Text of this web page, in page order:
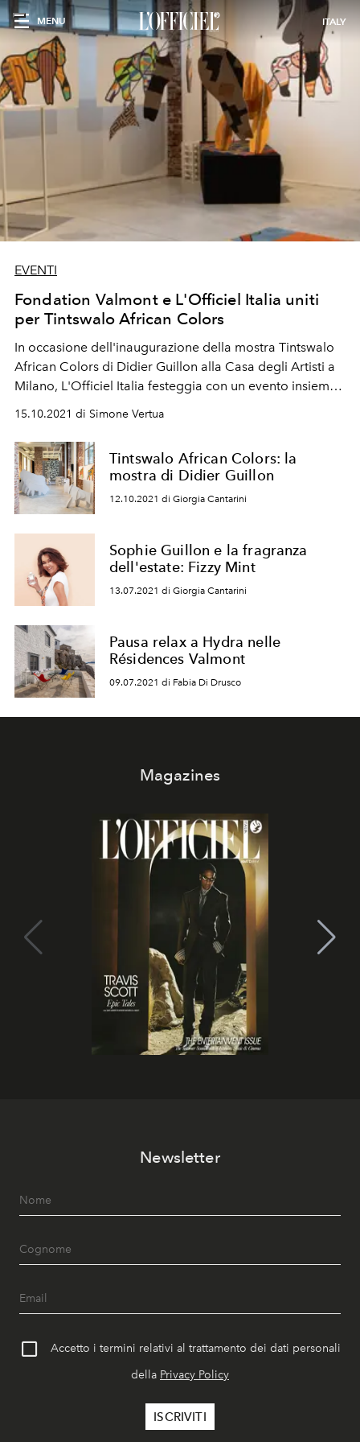
MENU ITALY
EVENTI
Fondation Valmont e L'Officiel Italia uniti
per Tintswalo African Colors
In occasione dell'inaugurazione della mostra Tintswalo
African Colors di Didier Guillon alla Casa degli Artisti a
Milano, L'Officiel Italia festeggia con un evento insieme
alla Fondation Valmont.
15.10.2021 di Simone Vertua
Tintswalo African Colors: la
mostra di Didier Guillon
12.10.2021 di Giorgia Cantarini
Sophie Guillon e la fragranza
dell'estate: Fizzy Mint
13.07.2021 di Giorgia Cantarini
Pausa relax a Hydra nelle
Résidences Valmont
09.07.2021 di Fabia Di Drusco
Magazines
Newsletter
Accetto i termini relativi al trattamento dei dati personali
della Privacy Policy